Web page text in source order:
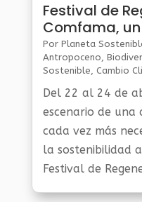
Festival de
Comfama,
imaginar
Por Planeta
Antropoceno,
Sostenible, Cambio
Noticias Medio
Del 22 al 24 de
escenario de una
cada vez más
la sostenibilidad
Festival de